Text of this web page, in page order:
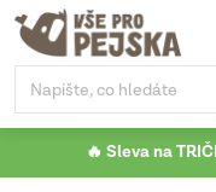
Přejít
obsah
🔥 Sleva na